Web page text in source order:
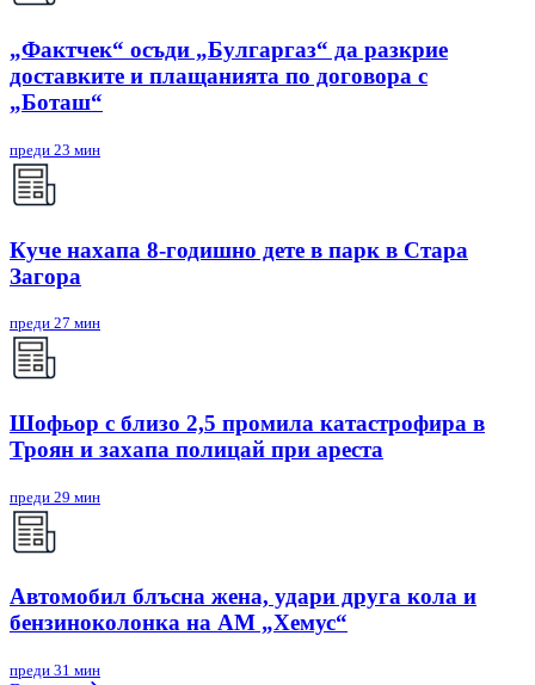
„Фактчек“ осъди „Булгаргаз“ да разкрие
доставките и плащанията по договора с
„Боташ“
преди 23 мин
Куче нахапа 8-годишно дете в парк в Стара
Загора
преди 27 мин
Шофьор с близо 2,5 промила катастрофира в
Троян и захапа полицай при ареста
преди 29 мин
Автомобил блъсна жена, удари друга кола и
бензиноколонка на АМ „Хемус“
преди 31 мин